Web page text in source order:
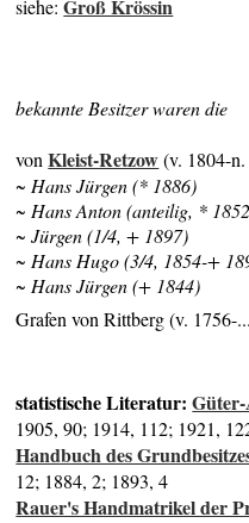
siehe:Groß Krössin
bekannte Besitzer waren die
vonKleist-Retzow(v. 1804-
~ Hans Jürgen (* 1886)
~ Hans Anton (anteilig, *
~ Jürgen (1/4, + 1897)
~ Hans Hugo (3/4, 1854-+
~ Hans Jürgen (+ 1844)
Grafen von Rittberg (v. 1756-
statistische Literatur:
1905, 90; 1914, 112; 1921,
Handbuch des
12; 1884, 2; 1893, 4
Rauer's Handmatrikel der